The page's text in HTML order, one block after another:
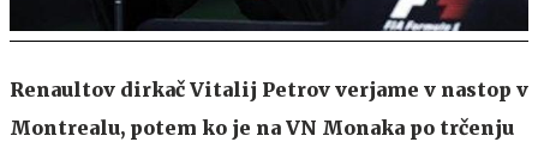
Renaultov dirkač Vitalij Petrov verjame v nastop v
Montrealu, potem ko je na VN Monaka po trčenju